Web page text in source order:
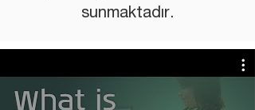
sunmaktadır.